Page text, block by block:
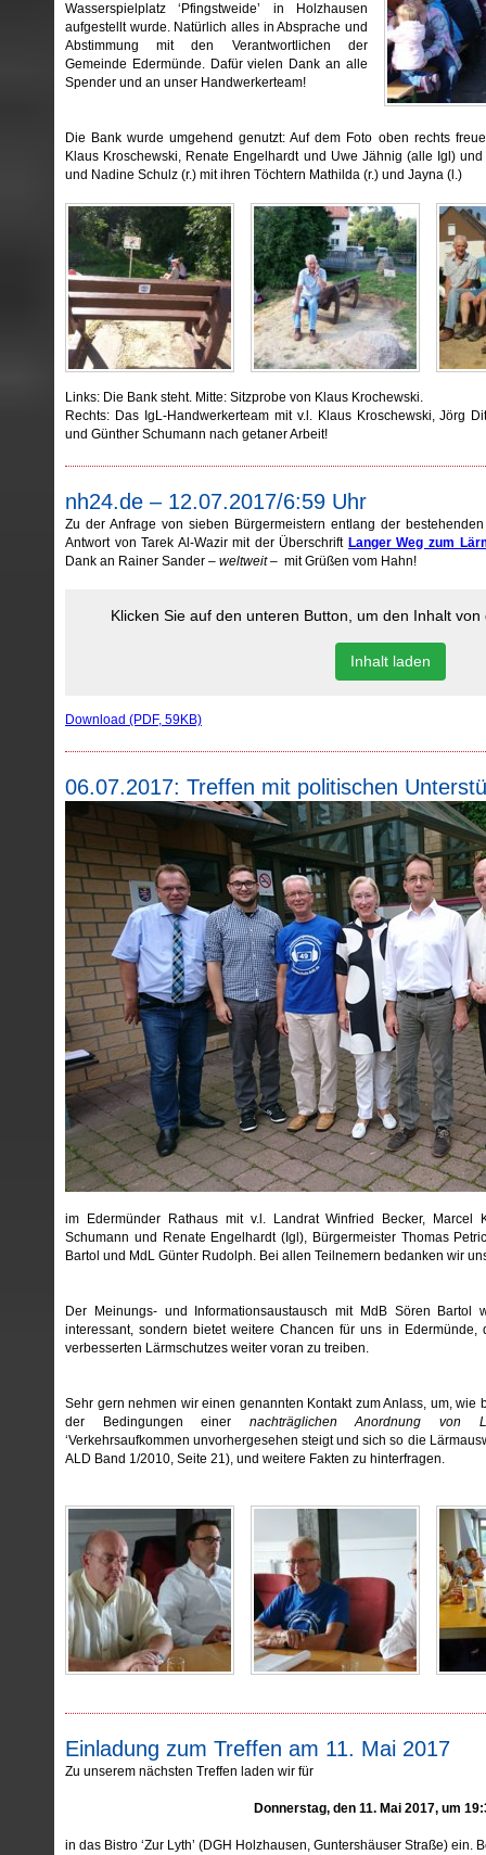
Wasserspielplatz ‘Pfingstweide’ in Holzhausen
aufgestellt wurde. Natürlich alles in Absprache und
Abstimmung mit den Verantwortlichen der
Gemeinde Edermünde. Dafür vielen Dank an alle
Spender und an unser Handwerkerteam!
Die Bank wurde umgehend genutzt: Auf dem Foto oben rechts
Klaus Kroschewski, Renate Engelhardt und Uwe Jähnig (alle Igl)
und Nadine Schulz (r.) mit ihren Töchtern Mathilda (r.) und Jayna (l.)
Links: Die Bank steht. Mitte: Sitzprobe von Klaus Krochewski.
Rechts: Das IgL-Handwerkerteam mit v.l. Klaus Kroschewski, Jörg
und Günther Schumann nach getaner Arbeit!
nh24.de – 12.07.2017/6:59 Uhr
Zu der Anfrage von sieben Bürgermeistern entlang der
Antwort von Tarek Al-Wazir mit der Überschrift Langer Weg zum
Dank an Rainer Sander – weltweit– mit Grüßen vom Hahn!
Klicken Sie auf den unteren Button, um den Inhalt
Inhalt laden
Download (PDF, 59KB)
06.07.2017: Treffen mit politischen
im Edermünder Rathaus mit v.l. Landrat Winfried Becker, Marcel
Schumann und Renate Engelhardt (Igl), Bürgermeister Thomas
Bartol und MdL Günter Rudolph. Bei allen Teilnemern bedanken wir
Der Meinungs- und Informationsaustausch mit MdB Sören
interessant, sondern bietet weitere Chancen für uns in
verbesserten Lärmschutzes weiter voran zu treiben.
Sehr gern nehmen wir einen genannten Kontakt zum Anlass, um, wie
der Bedingungen einer nachträglichen Anordnung von
‘Verkehrsaufkommen unvorhergesehen steigt und sich so die
ALD Band 1/2010, Seite 21), und weitere Fakten zu hinterfragen.
Einladung zum Treffen am 11. Mai 2017
Zu unserem nächsten Treffen laden wir für
Donnerstag, den 11. Mai 2017, um
in das Bistro ‘Zur Lyth’ (DGH Holzhausen, Guntershäuser Straße) ein.